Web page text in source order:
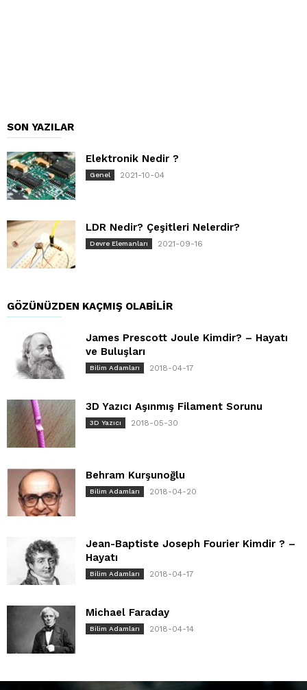
SON YAZILAR
Elektronik Nedir ?
Genel 2021-10-04
LDR Nedir? Çeşitleri Nelerdir?
Devre Elemanları 2021-09-16
GÖZÜNÜZDEN KAÇMIŞ OLABILIR
James Prescott Joule Kimdir? – Hayatı
ve Buluşları
Bilim Adamları 2018-04-17
3D Yazıcı Aşınmış Filament Sorunu
3D Yazıcı 2018-05-30
Behram Kurşunoğlu
Bilim Adamları 2018-04-20
Jean-Baptiste Joseph Fourier Kimdir ? –
Hayatı
Bilim Adamları 2018-04-17
Michael Faraday
Bilim Adamları 2018-04-14